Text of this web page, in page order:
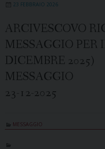
23 FEBBRAIO 2026
ARCIVESCOVO
MESSAGGIO PER
DICEMBRE 2025)
MESSAGGIO
23-12-2025
MESSAGGIO